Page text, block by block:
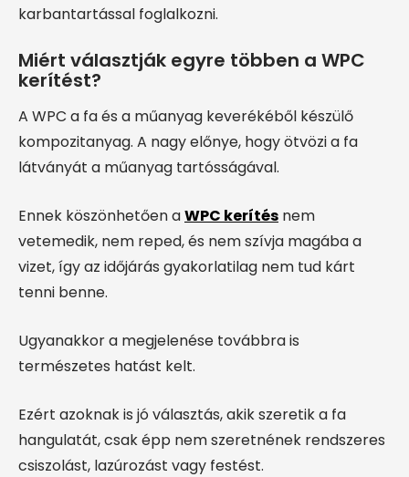
karbantartással foglalkozni.
Miért választják egyre többen a WPC
kerítést?
A WPC a fa és a műanyag keverékéből készülő
kompozitanyag. A nagy előnye, hogy ötvözi a fa
látványát a műanyag tartósságával.
Ennek köszönhetően aWPC kerítés nem
vetemedik, nem reped, és nem szívja magába a
vizet, így az időjárás gyakorlatilag nem tud kárt
tenni benne.
Ugyanakkor a megjelenése továbbra is
természetes hatást kelt.
Ezért azoknak is jó választás, akik szeretik a fa
hangulatát, csak épp nem szeretnének rendszeres
csiszolást, lazúrozást vagy festést.